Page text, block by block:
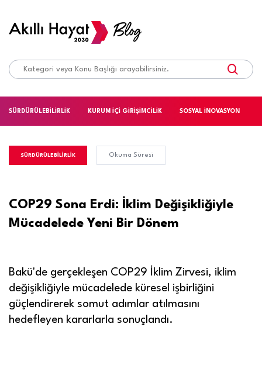
SÜRDÜRÜLEBİLİRLİK KURUM İÇİ GİRİŞİMCİLİK SOSYAL İNOVASYON
SÜRDÜRÜLEBİLİRLİK Okuma Süresi
COP29 Sona Erdi: İklim Değişikliğiyle
Mücadelede Yeni Bir Dönem
Bakü'de gerçekleşen COP29 İklim Zirvesi, iklim
değişikliğiyle mücadelede küresel işbirliğini
güçlendirerek somut adımlar atılmasını
hedefleyen kararlarla sonuçlandı.